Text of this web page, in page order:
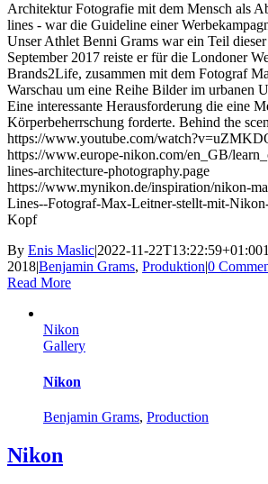
Architektur Fotografie mit dem Mensch als
lines - war die Guideline einer
Unser Athlet Benni Grams war ein Teil
September 2017 reiste er für die Londoner
Brands2Life, zusammen mit dem Fotograf
Warschau um eine Reihe Bilder im urbanen
Eine interessante Herausforderung die eine
Körperbeherrschung forderte. Behind the
https://www.youtube.com/
https://www.europe-nikon.com/en_GB/
lines-architecture-photography.page
https://www.mynikon.de/inspiration/nikon-
Lines--Fotograf-Max-Leitner-stellt-mit-
Kopf
By Enis Maslic|2022-11-22T13:22:59+01:00
2018|Benjamin Grams, Produktion|0
Read More
Nikon
Gallery
Nikon
Benjamin Grams, Production
Nikon